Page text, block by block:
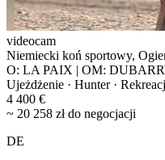
videocam
Niemiecki koń sportowy,
O: LA PAIX | OM:
Ujeżdżenie · Hunter ·
4 400 €
~ 20 258 zł do negocjacji
DE